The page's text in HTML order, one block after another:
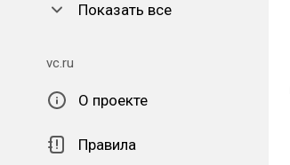
Показать все
vc.ru
О проекте
Правила